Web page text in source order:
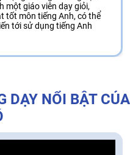
một giáo viên dạy giỏi,
tốt môn tiếng Anh, có thể
tới sử dụng tiếng Anh
DẠY NỔI BẬT CỦA